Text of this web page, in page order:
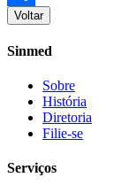
Share
Voltar
Sinmed
Sobre
História
Diretoria
Filie-se
Serviços